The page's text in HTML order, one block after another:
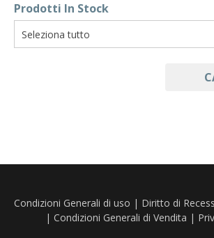
Prodotti In Stock
Condizioni Generali di uso | Diritto di
| Condizioni Generali di Vendita |